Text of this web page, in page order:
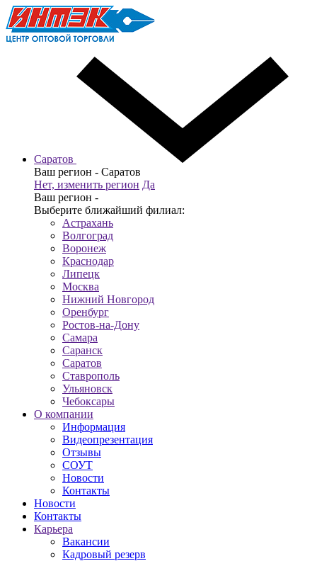
Саратов
Ваш регион - Саратов
Нет, изменить регион Да
Ваш регион -
Выберите ближайший филиал:
Астрахань
Волгоград
Воронеж
Краснодар
Липецк
Москва
Нижний Новгород
Оренбург
Ростов-на-Дону
Самара
Саранск
Саратов
Ставрополь
Ульяновск
Чебоксары
О компании
Информация
Видеопрезентация
Отзывы
СОУТ
Новости
Контакты
Новости
Контакты
Карьера
Вакансии
Кадровый резерв